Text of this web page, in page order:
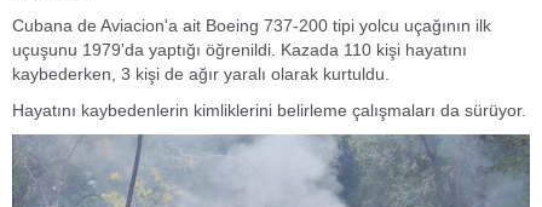
Cubana de Aviacion'a ait Boeing 737-200 tipi yolcu uçağının ilk
uçuşunu 1979'da yaptığı öğrenildi. Kazada 110 kişi hayatını
kaybederken, 3 kişi de ağır yaralı olarak kurtuldu.
Hayatını kaybedenlerin kimliklerini belirleme çalışmaları da sürüyor.